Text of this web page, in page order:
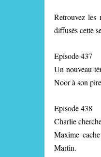
Retrouvez les
diffusés cette
Episode 437
Un nouveau
Noor à son
Episode 438
Charlie
Maxime
Martin.